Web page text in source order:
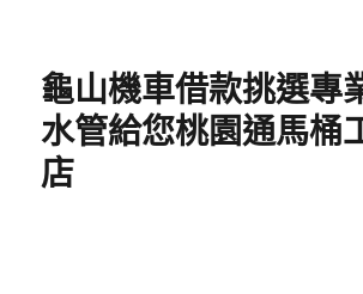
龜山機車借款挑選專
水管給您桃園通馬桶
店